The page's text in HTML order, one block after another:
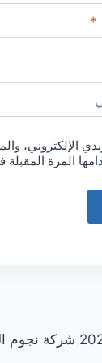
*
الإلكتروني،
المرة المقبلة